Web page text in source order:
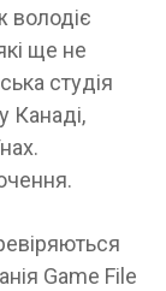
володіє
ще не
студія
Канаді,
Game File